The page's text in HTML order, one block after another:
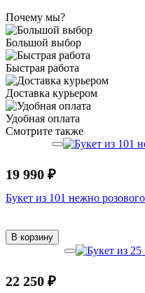
Почему мы?
Большой выбор
Быстрая работа
Доставка курьером
Удобная оплата
Смотрите также
19 990 ₽
Букет из 101 нежно
В корзину
22 250 ₽